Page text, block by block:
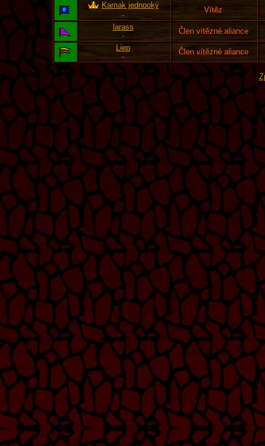
Karnak jednooký
-
Vítěz
larass
-
Člen vítězné aliance
Liep
-
Člen vítězné aliance